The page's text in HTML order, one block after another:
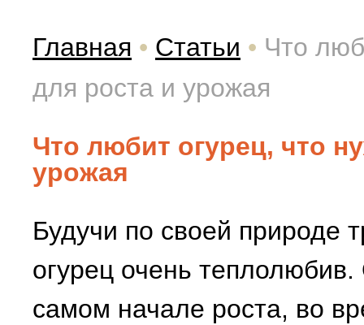
Главная • Статьи • Что
для роста и урожая
Что любит огурец, что
урожая
Будучи по своей природе
огурец очень
самом начале роста, во